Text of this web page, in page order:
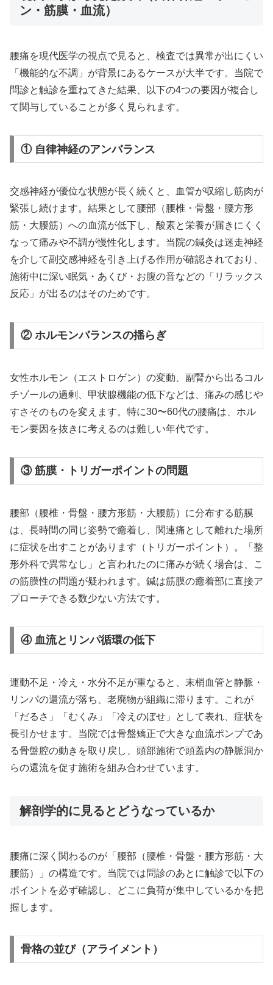
ン・筋膜・血流）
腰痛を現代医学の視点で見ると、検査では異常が出にくい
「機能的な不調」が背景にあるケースが大半です。当院で
問診と触診を重ねてきた結果、以下の4つの要因が複合し
て関与していることが多く見られます。
① 自律神経のアンバランス
交感神経が優位な状態が長く続くと、血管が収縮し筋肉が
緊張し続けます。結果として腰部（腰椎・骨盤・腰方形
筋・大腰筋）への血流が低下し、酸素と栄養が届きにくく
なって痛みや不調が慢性化します。当院の鍼灸は迷走神経
を介して副交感神経を引き上げる作用が確認されており、
施術中に深い眠気・あくび・お腹の音などの「リラックス
反応」が出るのはそのためです。
② ホルモンバランスの揺らぎ
女性ホルモン（エストロゲン）の変動、副腎から出るコル
チゾールの過剰、甲状腺機能の低下などは、痛みの感じや
すさそのものを変えます。特に30〜60代の腰痛は、ホル
モン要因を抜きに考えるのは難しい年代です。
③ 筋膜・トリガーポイントの問題
腰部（腰椎・骨盤・腰方形筋・大腰筋）に分布する筋膜
は、長時間の同じ姿勢で癒着し、関連痛として離れた場所
に症状を出すことがあります（トリガーポイント）。「整
形外科で異常なし」と言われたのに痛みが続く場合は、こ
の筋膜性の問題が疑われます。鍼は筋膜の癒着部に直接ア
プローチできる数少ない方法です。
④ 血流とリンパ循環の低下
運動不足・冷え・水分不足が重なると、末梢血管と静脈・
リンパの還流が落ち、老廃物が組織に滞ります。これが
「だるさ」「むくみ」「冷えのぼせ」として表れ、症状を
長引かせます。当院では骨盤矯正で大きな血流ポンプであ
る骨盤腔の動きを取り戻し、頭部施術で頭蓋内の静脈洞か
らの還流を促す施術を組み合わせています。
解剖学的に見るとどうなっているか
腰痛に深く関わるのが「腰部（腰椎・骨盤・腰方形筋・大
腰筋）」の構造です。当院では問診のあとに触診で以下の
ポイントを必ず確認し、どこに負荷が集中しているかを把
握します。
骨格の並び（アライメント）